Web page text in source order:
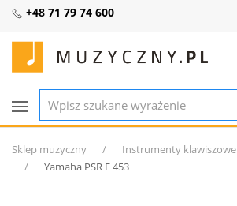
+48 71 79 74 600
Sklep muzyczny Instrumenty klawiszowe
Yamaha PSR E 453